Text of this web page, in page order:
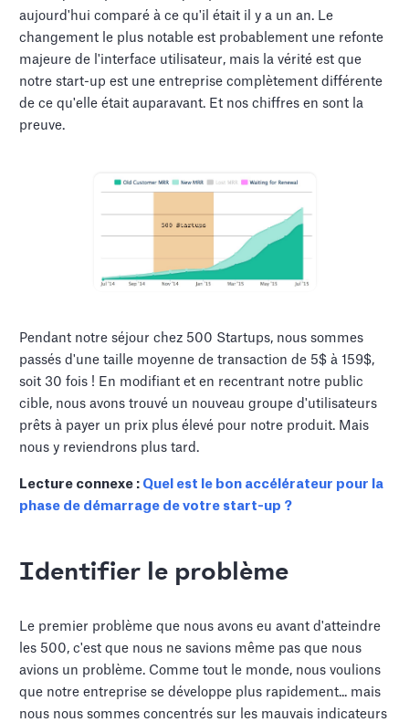
aujourd'hui comparé à ce qu'il était il y a un an. Le
changement le plus notable est probablement une refonte
majeure de l'interface utilisateur, mais la vérité est que
notre start-up est une entreprise complètement différente
de ce qu'elle était auparavant. Et nos chiffres en sont la
preuve.
Pendant notre séjour chez 500 Startups, nous sommes
passés d'une taille moyenne de transaction de 5$ à 159$,
soit 30 fois ! En modifiant et en recentrant notre public
cible, nous avons trouvé un nouveau groupe d'utilisateurs
prêts à payer un prix plus élevé pour notre produit. Mais
nous y reviendrons plus tard.
Lecture connexe : Quel est le bon accélérateur pour la
phase de démarrage de votre start-up ?
Identifier le problème
Le premier problème que nous avons eu avant d'atteindre
les 500, c'est que nous ne savions même pas que nous
avions un problème. Comme tout le monde, nous voulions
que notre entreprise se développe plus rapidement... mais
nous nous sommes concentrés sur les mauvais indicateurs